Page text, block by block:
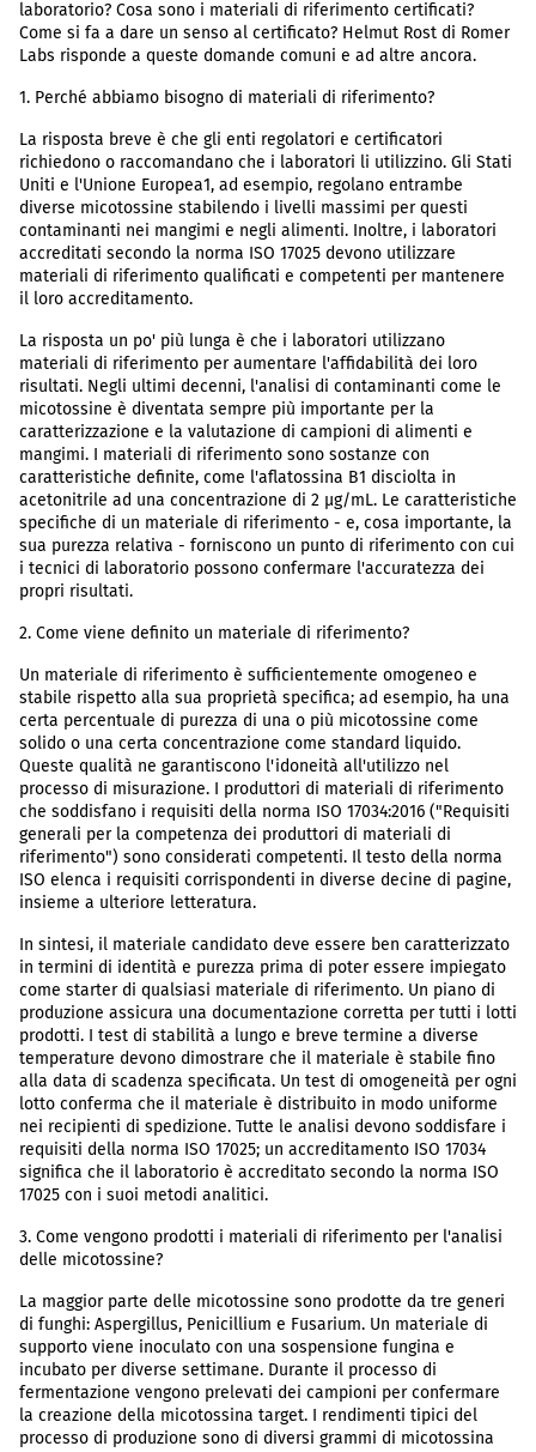
laboratorio? Cosa sono i materiali di riferimento certificati?
Come si fa a dare un senso al certificato? Helmut Rost di Romer
Labs risponde a queste domande comuni e ad altre ancora.
1. Perché abbiamo bisogno di materiali di riferimento?
La risposta breve è che gli enti regolatori e certificatori
richiedono o raccomandano che i laboratori li utilizzino. Gli Stati
Uniti e l'Unione Europea1, ad esempio, regolano entrambe
diverse micotossine stabilendo i livelli massimi per questi
contaminanti nei mangimi e negli alimenti. Inoltre, i laboratori
accreditati secondo la norma ISO 17025 devono utilizzare
materiali di riferimento qualificati e competenti per mantenere
il loro accreditamento.
La risposta un po' più lunga è che i laboratori utilizzano
materiali di riferimento per aumentare l'affidabilità dei loro
risultati. Negli ultimi decenni, l'analisi di contaminanti come le
micotossine è diventata sempre più importante per la
caratterizzazione e la valutazione di campioni di alimenti e
mangimi. I materiali di riferimento sono sostanze con
caratteristiche definite, come l'aflatossina B1 disciolta in
acetonitrile ad una concentrazione di 2 µg/mL. Le caratteristiche
specifiche di un materiale di riferimento - e, cosa importante, la
sua purezza relativa - forniscono un punto di riferimento con cui
i tecnici di laboratorio possono confermare l'accuratezza dei
propri risultati.
2. Come viene definito un materiale di riferimento?
Un materiale di riferimento è sufficientemente omogeneo e
stabile rispetto alla sua proprietà specifica; ad esempio, ha una
certa percentuale di purezza di una o più micotossine come
solido o una certa concentrazione come standard liquido.
Queste qualità ne garantiscono l'idoneità all'utilizzo nel
processo di misurazione. I produttori di materiali di riferimento
che soddisfano i requisiti della norma ISO 17034:2016 ("Requisiti
generali per la competenza dei produttori di materiali di
riferimento") sono considerati competenti. Il testo della norma
ISO elenca i requisiti corrispondenti in diverse decine di pagine,
insieme a ulteriore letteratura.
In sintesi, il materiale candidato deve essere ben caratterizzato
in termini di identità e purezza prima di poter essere impiegato
come starter di qualsiasi materiale di riferimento. Un piano di
produzione assicura una documentazione corretta per tutti i lotti
prodotti. I test di stabilità a lungo e breve termine a diverse
temperature devono dimostrare che il materiale è stabile fino
alla data di scadenza specificata. Un test di omogeneità per ogni
lotto conferma che il materiale è distribuito in modo uniforme
nei recipienti di spedizione. Tutte le analisi devono soddisfare i
requisiti della norma ISO 17025; un accreditamento ISO 17034
significa che il laboratorio è accreditato secondo la norma ISO
17025 con i suoi metodi analitici.
3. Come vengono prodotti i materiali di riferimento per l'analisi
delle micotossine?
La maggior parte delle micotossine sono prodotte da tre generi
di funghi: Aspergillus, Penicillium e Fusarium. Un materiale di
supporto viene inoculato con una sospensione fungina e
incubato per diverse settimane. Durante il processo di
fermentazione vengono prelevati dei campioni per confermare
la creazione della micotossina target. I rendimenti tipici del
processo di produzione sono di diversi grammi di micotossina